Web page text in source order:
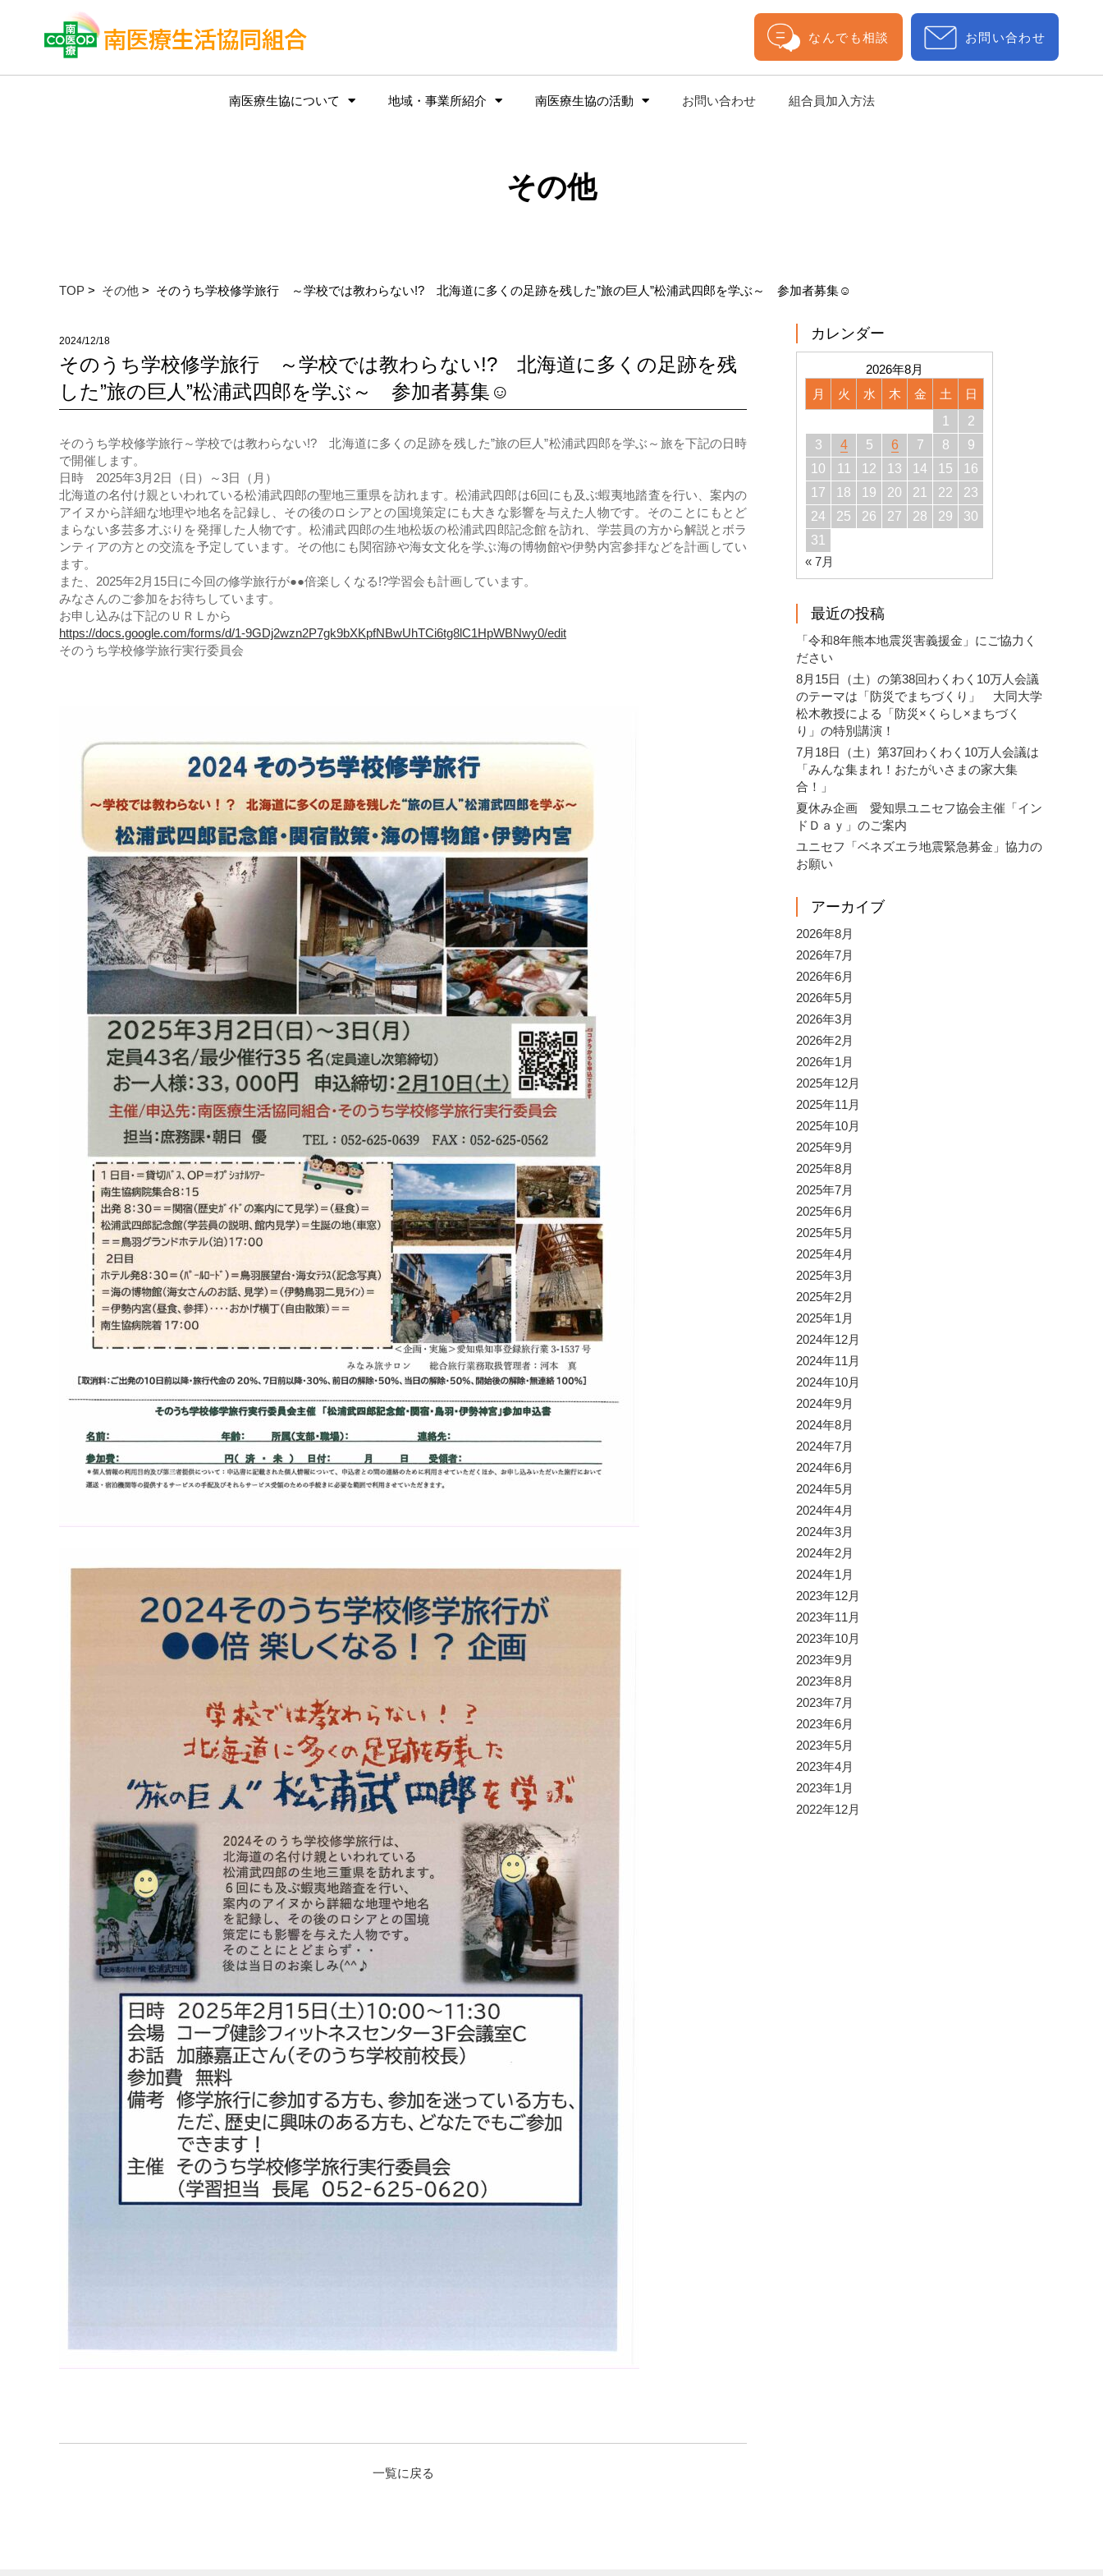
なんでも相談 お問い合わせ
南医療生協について 地域・事業所紹介 南医療生協の活動 お問い合わせ 組合員加入方法
その他
TOP > その他 > そのうち学校修学旅行 ～学校では教わらない!? 北海道に多くの足跡を残した”旅の巨人”松浦武四郎を学ぶ～ 参加者募集☺
2024/12/18
そのうち学校修学旅行 ～学校では教わらない!? 北海道に多くの足跡を残
した”旅の巨人”松浦武四郎を学ぶ～ 参加者募集☺
そのうち学校修学旅行～学校では教わらない!? 北海道に多くの足跡を残した”旅の巨人”松浦武四郎を学ぶ～旅を下記の日時
で開催します。
日時 2025年3月2日（日）～3日（月）
北海道の名付け親といわれている松浦武四郎の聖地三重県を訪れます。松浦武四郎は6回にも及ぶ蝦夷地踏査を行い、案内の
アイヌから詳細な地理や地名を記録し、その後のロシアとの国境策定にも大きな影響を与えた人物です。そのことにもとど
まらない多芸多才ぶりを発揮した人物です。松浦武四郎の生地松坂の松浦武四郎記念館を訪れ、学芸員の方から解説とボラ
ンティアの方との交流を予定しています。その他にも関宿跡や海女文化を学ぶ海の博物館や伊勢内宮参拝などを計画してい
ます。
また、2025年2月15日に今回の修学旅行が●●倍楽しくなる!?学習会も計画しています。
みなさんのご参加をお待ちしています。
お申し込みは下記のＵＲＬから
https://docs.google.com/forms/d/1-9GDj2wzn2P7gk9bXKpfNBwUhTCi6tg8lC1HpWBNwy0/edit
そのうち学校修学旅行実行委員会
一覧に戻る
カレンダー
2026年8月
月
火 水 木 金 土
日
1
2
3
4 5 6 7 8
9
10
11 12 13 14 15
16
17
18 19 20 21 22
23
24
25 26 27 28 29
30
31
« 7月
最近の投稿
「令和8年熊本地震災害義援金」にご協力く
ださい
8月15日（土）の第38回わくわく10万人会議
のテーマは「防災でまちづくり」 大同大学
松木教授による「防災×くらし×まちづく
り」の特別講演！
7月18日（土）第37回わくわく10万人会議は
「みんな集まれ！おたがいさまの家大集
合！」
夏休み企画 愛知県ユニセフ協会主催「イン
ドＤａｙ」のご案内
ユニセフ「ベネズエラ地震緊急募金」協力の
お願い
アーカイブ
2026年8月
2026年7月
2026年6月
2026年5月
2026年3月
2026年2月
2026年1月
2025年12月
2025年11月
2025年10月
2025年9月
2025年8月
2025年7月
2025年6月
2025年5月
2025年4月
2025年3月
2025年2月
2025年1月
2024年12月
2024年11月
2024年10月
2024年9月
2024年8月
2024年7月
2024年6月
2024年5月
2024年4月
2024年3月
2024年2月
2024年1月
2023年12月
2023年11月
2023年10月
2023年9月
2023年8月
2023年7月
2023年6月
2023年5月
2023年4月
2023年1月
2022年12月